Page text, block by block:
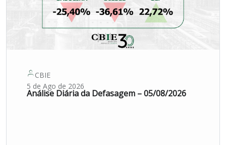
CBIE
5 de Ago de 2026
Análise Diária da Defasagem – 05/08/2026